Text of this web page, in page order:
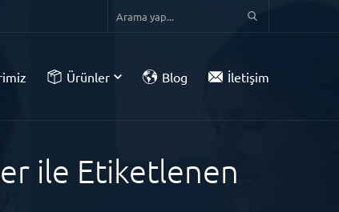
Ürünler Blog İletişim
ile Etiketlenen